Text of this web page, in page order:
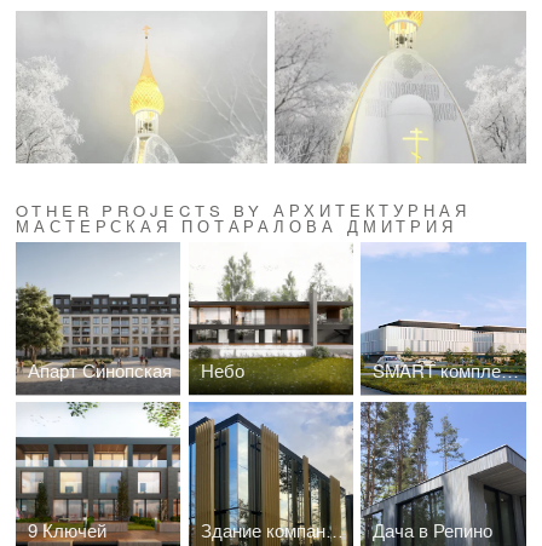
OTHER PROJECTS BY АРХИТЕКТУРНАЯ
МАСТЕРСКАЯ ПОТАРАЛОВА ДМИТРИЯ
Апарт Синопская Небо SMART комплекс многофункциональный
9 Ключей Здание компании девелопера Дача в Репино